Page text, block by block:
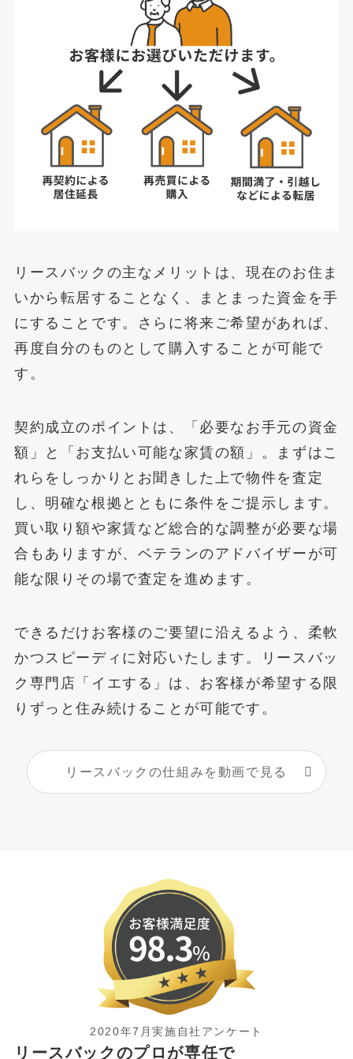
リースバックの主なメリットは、現在のお住ま
いから転居することなく、まとまった資金を手
にすることです。さらに将来ご希望があれば、
再度自分のものとして購入することが可能で
す。
契約成立のポイントは、「必要なお手元の資金
額」と「お支払い可能な家賃の額」。まずはこ
れらをしっかりとお聞きした上で物件を査定
し、明確な根拠とともに条件をご提示します。
買い取り額や家賃など総合的な調整が必要な場
合もありますが、ベテランのアドバイザーが可
能な限りその場で査定を進めます。
できるだけお客様のご要望に沿えるよう、柔軟
かつスピーディに対応いたします。リースバッ
ク専門店「イエする」は、お客様が希望する限
りずっと住み続けることが可能です。
リースバックの仕組みを動画で見る
2020年7月実施自社アンケート
リースバックのプロが専任で